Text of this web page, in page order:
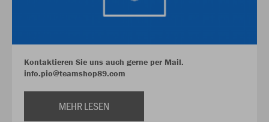
Kontaktieren Sie uns auch gerne per Mail.
info.pio@teamshop89.com
MEHR LESEN